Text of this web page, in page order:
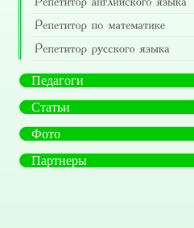
Педагоги
Статьи
Фото
Партнеры